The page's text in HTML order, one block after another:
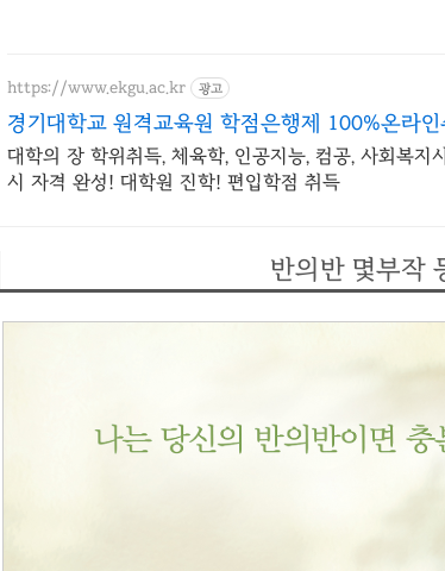
https://www.ekgu.ac.kr 광고
경기대학교 원격교육원 학점은행제 100%온라인
대학의 장 학위취득, 체육학, 인공지능, 컴공, 사회복지
시 자격 완성! 대학원 진학! 편입학점 취득
반의반 몇부작